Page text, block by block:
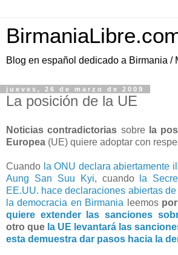
Blog en español dedicado a Birmania /
jueves, 26 de marzo de 2009
La posición de la UE
Noticias contradictorias sobre la
Europea (UE) quiere adoptar con
Cuando la ONU declara abiertamente
Aung San Suu Kyi, cuando
la
EE.UU. hace declaraciones abiertas
la democracia en Birmania leemos
quiere extender las sanciones
otro que la UE levantará las
esta demuestra dar pasos hacia la